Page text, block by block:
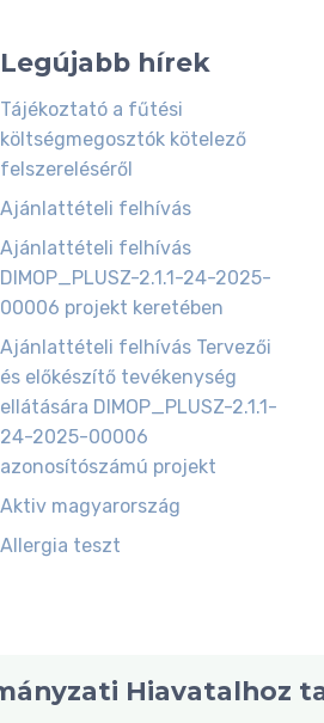
Legújabb hírek
Tájékoztató a fűtési
költségmegosztók kötelező
felszereléséről
Ajánlattételi felhívás
Ajánlattételi felhívás
DIMOP_PLUSZ-2.1.1-24-2025-
00006 projekt keretében
Ajánlattételi felhívás Tervezői
és előkészítő tevékenység
ellátására DIMOP_PLUSZ-2.1.1-
24-2025-00006
azonosítószámú projekt
Aktiv magyarország
Allergia teszt
Hiavatalhoz